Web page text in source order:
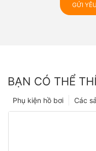
GỬI
BẠN CÓ THỂ
Các
Phụ kiện hồ bơi